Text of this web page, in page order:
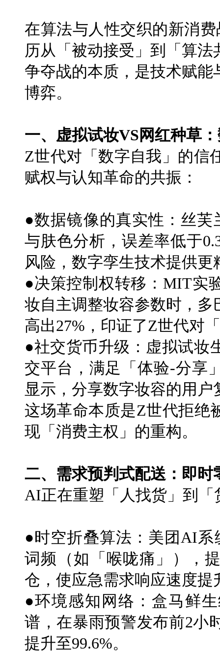
在算法与人性交织的新消
历从「被动接受」到「算
争夺战的本质，是技术赋
博弈。
一、虚拟试妆VS网红种草
Z世代对「数字自我」的信
赋权与认知革命的共振：
●数据镜像的真实性：丝
与肤色分析，误差率低于
风险，数字孪生技术提供
●决策控制权转移：MIT实
妆自主调整妆容参数时，
高出27%，印证了Z世代对
●社交货币升级：虚拟试妆
交平台，满足「体验-分享
显示，分享数字妆容的用
这场革命本质是Z世代拒绝
现「消费主权」的重构。
二、需求预判式配送：即时
AI正在重塑「人找货」到
●时空折叠算法：美团AI
词频（如「喉咙痛」），
仓，使应急需求响应速度提
●环境感知网络：盒马鲜
谱，在暴雨预警发布前2小
提升至99.6%。